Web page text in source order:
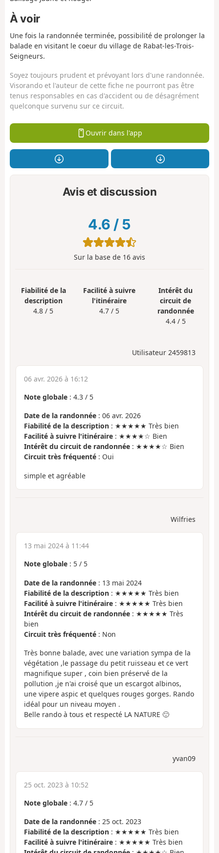
À voir
Une fois la randonnée terminée, possibilité de prolonger la
balade en visitant le coeur du village de Rabat-les-Trois-
Seigneurs.
Soyez toujours prudent et prévoyant lors d'une randonnée.
Visorando et l'auteur de cette fiche ne pourront pas être
tenus responsables en cas d'accident ou de désagrément
quelconque survenu sur ce circuit.
Ouvrir dans l'app
Avis et discussion
4.6 / 5
Sur la base de 16 avis
Fiabilité de la
description
4.8 / 5
Facilité à suivre
l'itinéraire
4.7 / 5
Intérêt du
circuit de
randonnée
4.4 / 5
Utilisateur 2459813
06 avr. 2026 à 16:12
Note globale : 4.3 / 5
Date de la randonnée : 06 avr. 2026
Fiabilité de la description : ★★★★★ Très bien
Facilité à suivre l'itinéraire : ★★★★☆ Bien
Intérêt du circuit de randonnée : ★★★★☆ Bien
Circuit très fréquenté : Oui
simple et agréable
Wilfries
13 mai 2024 à 11:44
Note globale : 5 / 5
Date de la randonnée : 13 mai 2024
Fiabilité de la description : ★★★★★ Très bien
Facilité à suivre l'itinéraire : ★★★★★ Très bien
Intérêt du circuit de randonnée : ★★★★★ Très
bien
Circuit très fréquenté : Non
Très bonne balade, avec une variation sympa de la
végétation ,le passage du petit ruisseau et ce vert
magnifique super , coin bien préservé de la
pollution ,je n'ai croisé que un escargot albinos,
une vipere aspic et quelques rouges gorges. Rando
idéal pour un niveau moyen .
Belle rando à tous et respecté LA NATURE 🙂
yvan09
25 oct. 2023 à 10:52
Note globale : 4.7 / 5
Date de la randonnée : 25 oct. 2023
Fiabilité de la description : ★★★★★ Très bien
Facilité à suivre l'itinéraire : ★★★★★ Très bien